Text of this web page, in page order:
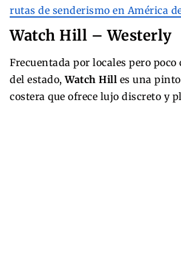
rutas de senderismo en América
Watch Hill – Westerly
Frecuentada por locales pero poco
del estado,Watch Hill es una
costera que ofrece lujo discreto y